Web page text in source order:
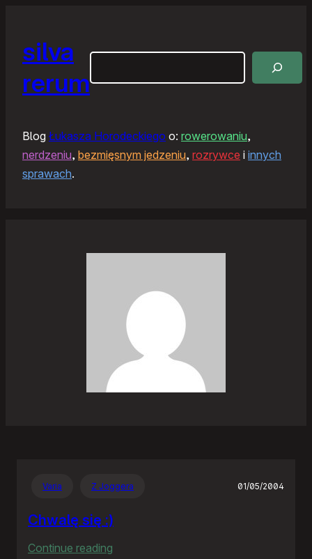
silva
rerum
Blog Łukasza Horodeckiego o: rowerowaniu,
nerdzeniu, bezmięsnym jedzeniu, rozrywce i innych
sprawach.
Varia Z Joggera 01/05/2004
Chwalę się :)
Continue reading